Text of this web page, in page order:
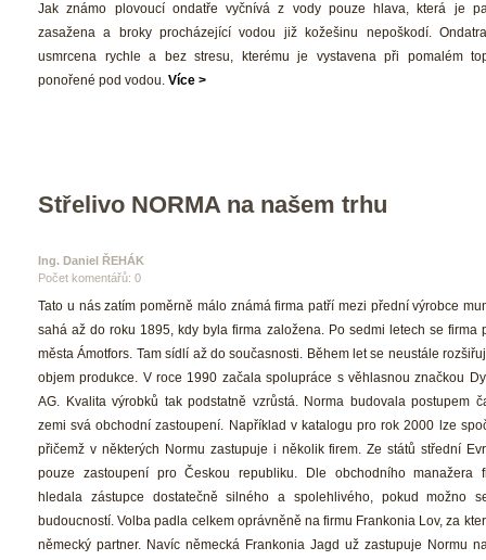
Jak známo plovoucí ondatře vyčnívá z vody pouze hlava, která je
zasažena a broky procházející vodou již kožešinu nepoškodí.
usmrcena rychle a bez stresu, kterému je vystavena při pomalém
ponořené pod vodou. Více >
Střelivo NORMA na našem trhu
Ing. Daniel ŘEHÁK
Počet komentářů: 0
Tato u nás zatím poměrně málo známá firma patří mezi přední výrobce
ahá až do roku 1895, kdy byla firma založena. Po sedmi letech se firma
města Ámotfors. Tam sídlí až do současnosti. Během let se neustále
objem produkce. V roce 1990 začala spolupráce s věhlasnou značkou
AG. Kvalita výrobků tak podstatně vzrůstá. Norma budovala postupem
zemi svá obchodní zastoupení. Například v katalogu pro rok 2000 lze
přičemž v některých Normu zastupuje i několik firem. Ze států střední
pouze zastoupení pro Českou republiku. Dle obchodního manažera
hledala zástupce dostatečně silného a spolehlivého, pokud možno
budoucností. Volba padla celkem oprávněně na firmu Frankonia Lov, za
německý partner. Navíc německá Frankonia Jagd už zastupuje Normu